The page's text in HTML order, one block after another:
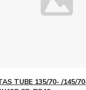
TUBE 135/70- /145/